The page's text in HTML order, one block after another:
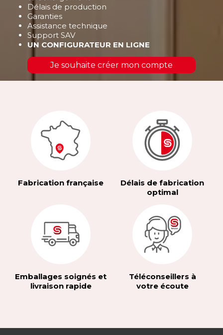
Délais de production
Garanties
Assistance technique
Support SAV
UN CONFIGURATEUR EN LIGNE
Je souhaite créer mon compte
Fabrication française
Délais de fabrication
optimal
Emballages soignés et
livraison rapide
Téléconseillers à
votre écoute